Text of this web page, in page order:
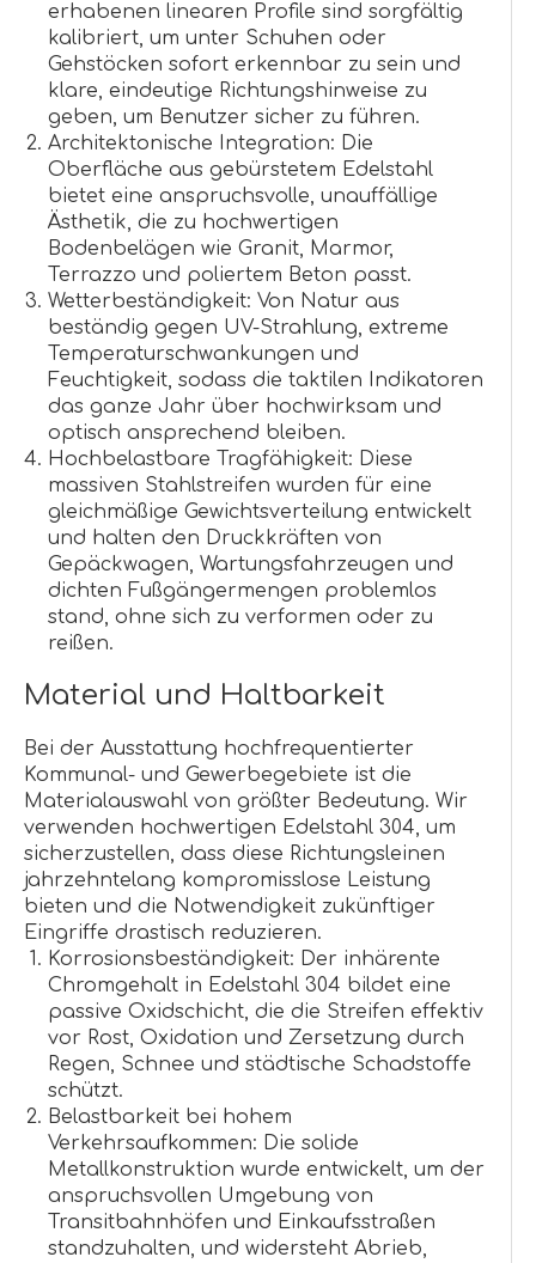
erhabenen linearen Profile sind sorgfältig
kalibriert, um unter Schuhen oder
Gehstöcken sofort erkennbar zu sein und
klare, eindeutige Richtungshinweise zu
geben, um Benutzer sicher zu führen.
Architektonische Integration: Die
Oberfläche aus gebürstetem Edelstahl
bietet eine anspruchsvolle, unauffällige
Ästhetik, die zu hochwertigen
Bodenbelägen wie Granit, Marmor,
Terrazzo und poliertem Beton passt.
Wetterbeständigkeit: Von Natur aus
beständig gegen UV-Strahlung, extreme
Temperaturschwankungen und
Feuchtigkeit, sodass die taktilen Indikatoren
das ganze Jahr über hochwirksam und
optisch ansprechend bleiben.
Hochbelastbare Tragfähigkeit: Diese
massiven Stahlstreifen wurden für eine
gleichmäßige Gewichtsverteilung entwickelt
und halten den Druckkräften von
Gepäckwagen, Wartungsfahrzeugen und
dichten Fußgängermengen problemlos
stand, ohne sich zu verformen oder zu
reißen.
Material und Haltbarkeit
Bei der Ausstattung hochfrequentierter
Kommunal- und Gewerbegebiete ist die
Materialauswahl von größter Bedeutung. Wir
verwenden hochwertigen Edelstahl 304, um
sicherzustellen, dass diese Richtungsleinen
jahrzehntelang kompromisslose Leistung
bieten und die Notwendigkeit zukünftiger
Eingriffe drastisch reduzieren.
Korrosionsbeständigkeit: Der inhärente
Chromgehalt in Edelstahl 304 bildet eine
passive Oxidschicht, die die Streifen effektiv
vor Rost, Oxidation und Zersetzung durch
Regen, Schnee und städtische Schadstoffe
schützt.
Belastbarkeit bei hohem
Verkehrsaufkommen: Die solide
Metallkonstruktion wurde entwickelt, um der
anspruchsvollen Umgebung von
Transitbahnhöfen und Einkaufsstraßen
standzuhalten, und widersteht Abrieb,